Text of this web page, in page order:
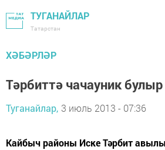
ТУГАНАЙЛАР
Татарстан
ХӘБӘРЛӘР
Тәрбиттә чачауник булыр
Туганайлар, 3 июль 2013 - 07:36
Кайбыч районы Иске Тәрбит